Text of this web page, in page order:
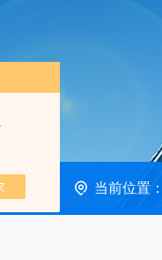
当前位置：